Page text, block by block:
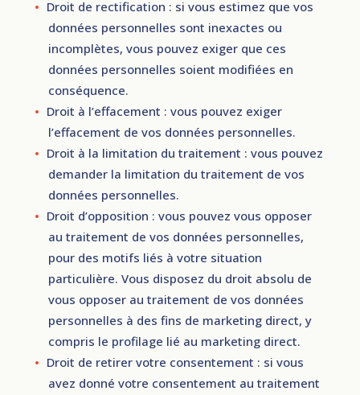
Droit de rectification : si vous estimez que vos
données personnelles sont inexactes ou
incomplètes, vous pouvez exiger que ces
données personnelles soient modifiées en
conséquence.
Droit à l’effacement : vous pouvez exiger
l’effacement de vos données personnelles.
Droit à la limitation du traitement : vous pouvez
demander la limitation du traitement de vos
données personnelles.
Droit d’opposition : vous pouvez vous opposer
au traitement de vos données personnelles,
pour des motifs liés à votre situation
particulière. Vous disposez du droit absolu de
vous opposer au traitement de vos données
personnelles à des fins de marketing direct, y
compris le profilage lié au marketing direct.
Droit de retirer votre consentement : si vous
avez donné votre consentement au traitement